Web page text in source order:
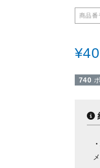
商品番
¥
740